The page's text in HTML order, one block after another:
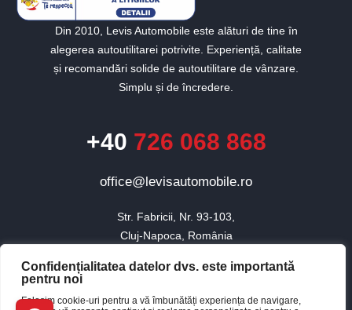
Confidențialitatea datelor dvs. este importantă
pentru noi
Folosim cookie-uri pentru a vă îmbunătăți experiența de navigare,
Din 2010, Levis Automobile este alături de tine în
alegerea autoutilitarei potrivite. Experiență, calitate
și recomandări solide de autoutilitare de vânzare.
Simplu și de încredere.
+40 726 068 868
office@levisautomobile.ro
Str. Fabricii, Nr. 93-103,
Cluj-Napoca, România
© 2010 - 2026 Toate drepturile rezervate Levis Automobile.